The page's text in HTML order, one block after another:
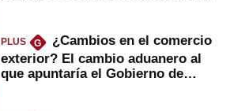
PLUS G
¿Cambios en el comercio
exterior? El cambio aduanero al
que apuntaría el Gobierno de